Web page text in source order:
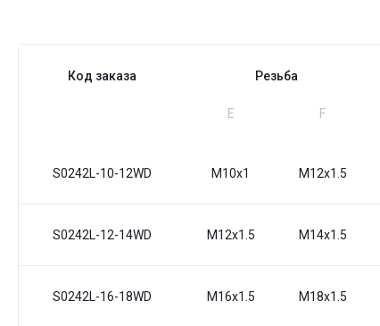
Код заказа Резьба
Е F
S0242L-10-12WD M10x1 M12x1.5
S0242L-12-14WD M12x1.5 M14x1.5
S0242L-16-18WD M16x1.5 M18x1.5